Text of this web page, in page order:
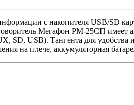
с накопителя USB/SD
Мегафон РМ-25СП имеет
USB). Тангента для удобства
на плече, аккумуляторная